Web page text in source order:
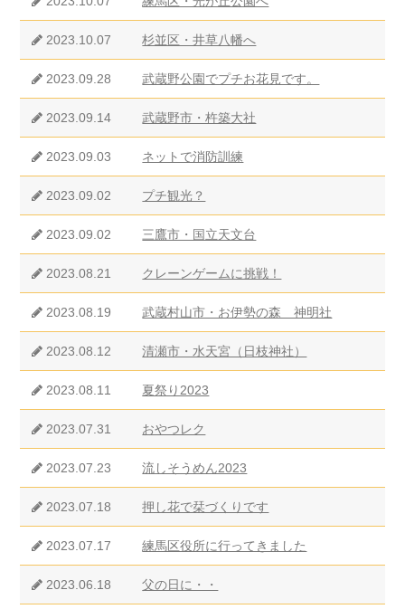
2023.10.07 杉並区・井草八幡へ
2023.09.28 武蔵野公園でプチお花見です。
2023.09.14 武蔵野市・杵築大社
2023.09.03 ネットで消防訓練
2023.09.02 プチ観光？
2023.09.02 三鷹市・国立天文台
2023.08.21 クレーンゲームに挑戦！
2023.08.19 武蔵村山市・お伊勢の森 神明社
2023.08.12 清瀬市・水天宮（日枝神社）
2023.08.11 夏祭り2023
2023.07.31 おやつレク
2023.07.23 流しそうめん2023
2023.07.18 押し花で栞づくりです
2023.07.17 練馬区役所に行ってきました
2023.06.18 父の日に・・